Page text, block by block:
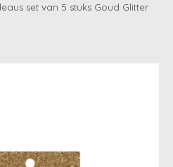
set van 5 stuks Goud Glitter